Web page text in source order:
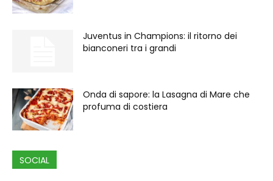
Juventus in Champions: il ritorno dei
bianconeri tra i grandi
Onda di sapore: la Lasagna di Mare che
profuma di costiera
SOCIAL